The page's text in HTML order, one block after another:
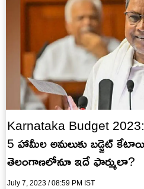
Karnataka Budget 2023:
5 హామీల అమలుకు బడ్జెట్
తెలంగాణలోనూ ఇదే ఫార్ములా?
July 7, 2023 / 08:59 PM IST